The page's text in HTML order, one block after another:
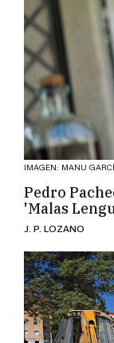
IMAGEN: MANU
Pedro
'Malas
J. P. LOZANO